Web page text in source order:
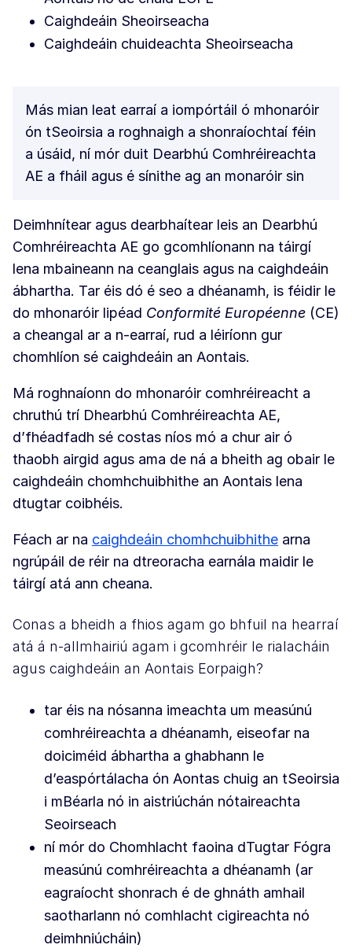
Caighdeáin Sheoirseacha
Caighdeáin chuideachta Sheoirseacha
Más mian leat earraí a iompórtáil ó mhonaróir
ón tSeoirsia a roghnaigh a shonraíochtaí féin
a úsáid, ní mór duit Dearbhú Comhréireachta
AE a fháil agus é sínithe ag an monaróir sin
Deimhnítear agus dearbhaítear leis an Dearbhú
Comhréireachta AE go gcomhlíonann na táirgí
lena mbaineann na ceanglais agus na caighdeáin
ábhartha. Tar éis dó é seo a dhéanamh, is féidir le
do mhonaróir lipéad Conformité Européenne (CE)
a cheangal ar a n-earraí, rud a léiríonn gur
chomhlíon sé caighdeáin an Aontais.
Má roghnaíonn do mhonaróir comhréireacht a
chruthú trí Dhearbhú Comhréireachta AE,
d’fhéadfadh sé costas níos mó a chur air ó
thaobh airgid agus ama de ná a bheith ag obair le
caighdeáin chomhchuibhithe an Aontais lena
dtugtar coibhéis.
Féach ar na caighdeáin chomhchuibhithe arna
ngrúpáil de réir na dtreoracha earnála maidir le
táirgí atá ann cheana.
Conas a bheidh a fhios agam go bhfuil na hearraí
atá á n-allmhairiú agam i gcomhréir le rialacháin
agus caighdeáin an Aontais Eorpaigh?
tar éis na nósanna imeachta um measúnú
comhréireachta a dhéanamh, eiseofar na
doiciméid ábhartha a ghabhann le
d’easpórtálacha ón Aontas chuig an tSeoirsia
i mBéarla nó in aistriúchán nótaireachta
Seoirseach
ní mór do Chomhlacht faoina dTugtar Fógra
measúnú comhréireachta a dhéanamh (ar
eagraíocht shonrach é de ghnáth amhail
saotharlann nó comhlacht cigireachta nó
deimhniúcháin)